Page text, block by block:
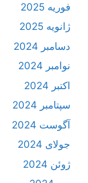
فوریه 2025
ژانویه 2025
دسامبر 2024
نوامبر 2024
اکتبر 2024
سپتامبر 2024
آگوست 2024
جولای 2024
ژوئن 2024